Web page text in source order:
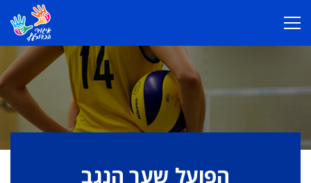
הפועל שער הנגב